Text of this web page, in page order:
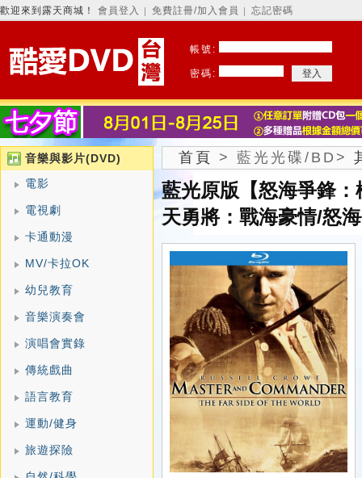
歡迎來到露天商城！ 會員登入 免費註冊/加入會員 忘記密碼
帳號:
密碼:
音樂與影片(DVD)
電影
電視劇
卡通動漫
MV/卡拉OK
幼兒教育
音樂演奏會
演唱會實錄
傳統戲曲
語言教育
運動/健身
旅遊探險
首頁 > 藍光光碟/BD >
藍光原版【怒海爭鋒
天勇將：戰海豪情/怒